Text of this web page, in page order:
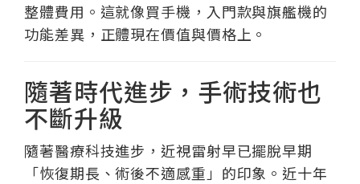
整體費用。這就像買手機，入門款與旗艦機的
功能差異，正體現在價值與價格上。
隨著時代進步，手術技術也
不斷升級
隨著醫療科技進步，近視雷射早已擺脫早期
「恢復期長、術後不適感重」的印象。近十年